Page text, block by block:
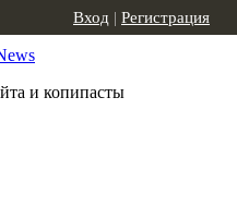
и копипасты
Вход | Регистрация